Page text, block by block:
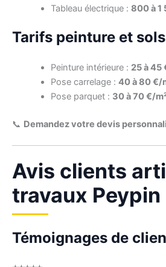
Tableau électrique : 800 à 1
Tarifs peinture et sols
Peinture intérieure : 25 à 45
Pose carrelage : 40 à 80 €/
Pose parquet : 30 à 70 €/
📞 Demandez votre devis
Avis clients
travaux Peypin
Témoignages de